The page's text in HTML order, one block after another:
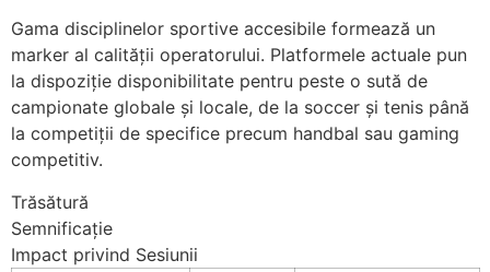
Gama disciplinelor sportive accesibile formează un
marker al calității operatorului. Platformele actuale pun
la dispoziție disponibilitate pentru peste o sută de
campionate globale și locale, de la soccer și tenis până
la competiții de specifice precum handbal sau gaming
competitiv.
Trăsătură
Semnificație
Impact privind Sesiunii